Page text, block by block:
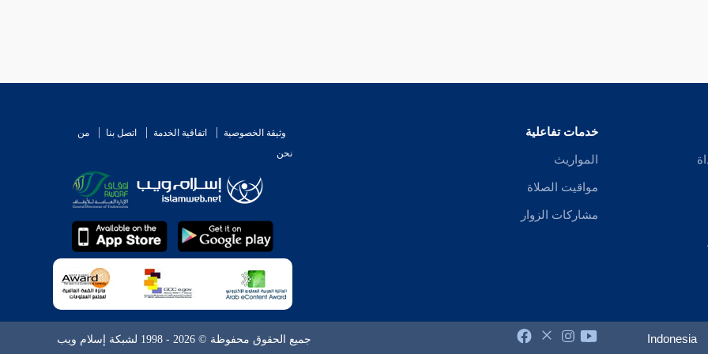
خدمات تفاعلية
المواريث
مواقيت الصلاة
مشاركات الزوار
وثيقة الخصوصية اتفاقية الخدمة اتصل بنا
من
نحن
Indonesia جميع الحقوق محفوظة © 2026 - 1998 لشبكة إسلام ويب